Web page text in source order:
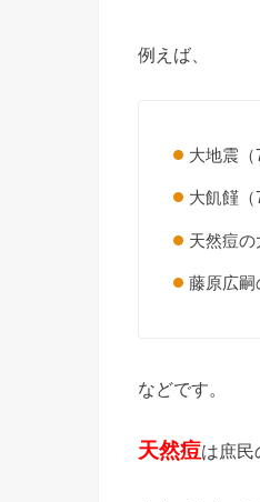
例えば、
大地震（
大飢饉（
天然痘の
藤原広嗣
などです。
天然痘は庶民